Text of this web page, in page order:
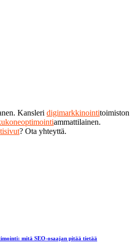
Kansleri digimarkkinointitoimiston
ammattilainen.
? Ota yhteyttä.
mitä SEO-osaajan pitää tietää